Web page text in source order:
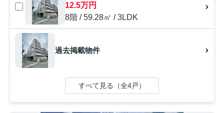
12.5万円
8階 / 59.28㎡ / 3LDK
過去掲載物件
すべて見る（全4戸）